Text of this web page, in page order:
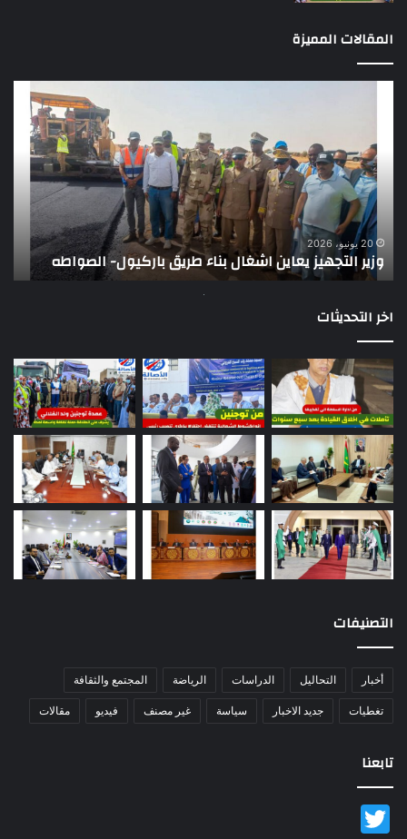
المقالات المميزة
اشغال
بناء
طريق
باركيول-
الصواطه
20 يونيو، 2026
وزير التجهيز يعاين اشغال بناء طريق باركيول- الصواطه
اخر التحديثات
التصنيفات
أخبار التحاليل الدراسات الرياضة المجتمع والثقافة
تغطيات جديد الاخبار سياسة غير مصنف فيديو مقالات
تابعنا